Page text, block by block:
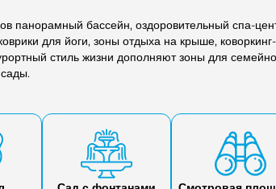
панорамный бассейн, оздоровительный спа-
для йоги, зоны отдыха на крыше,
стиль жизни дополняют зоны для